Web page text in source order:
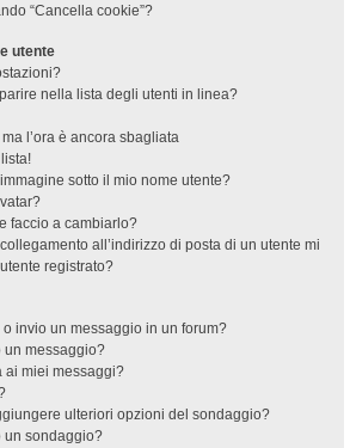
“Cancella cookie”?
utente
nella lista degli utenti in linea?
l’ora è ancora sbagliata
sotto il mio nome utente?
faccio a cambiarlo?
all’indirizzo di posta di un utente mi
registrato?
invio un messaggio in un forum?
un messaggio?
ai miei messaggi?
ulteriori opzioni del sondaggio?
un sondaggio?